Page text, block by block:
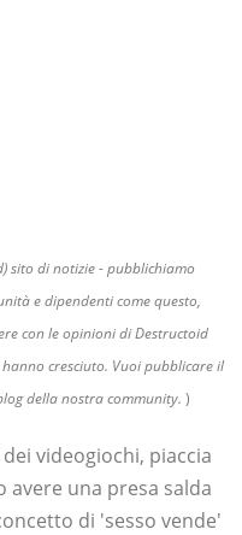
sito di notizie - pubblichiamo
e dipendenti come questo,
con le opinioni di Destructoid
cresciuto. Vuoi pubblicare il
della nostra community. )
videogiochi, piaccia
una presa salda
di 'sesso vende'